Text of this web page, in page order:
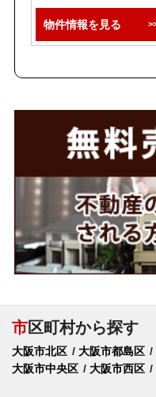
物件情報を見る
市区町村から探す
大阪市北区 大阪市都島区
大阪市中央区
大阪市西区